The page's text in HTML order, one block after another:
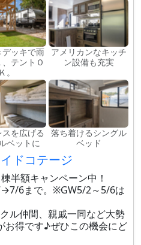
デッキで雨
テントＯ
Ｋ。
アメリカンなキッチ
ン設備も充実
を広げる
ベットに
落ち着けるシングル
ベッド
ドコテージ
半額キャンペーン中！
6まで。※GW5/2～5/6は
ル仲間、親戚一同など大勢
お得です♪ぜひこの機会にど